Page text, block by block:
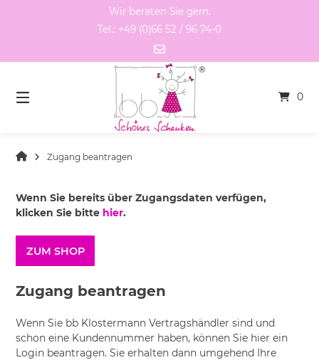
Wir beraten Sie gern.
Tel.: +49 (0)66 52 / 96 74-0
0
Zugang beantragen
Wenn Sie bereits über Zugangsdaten verfügen,
klicken Sie bitte hier.
ZUM SHOP
Zugang beantragen
Wenn Sie bb Klostermann Vertragshändler sind und
schon eine Kundennummer haben, können Sie hier ein
Login beantragen. Sie erhalten dann umgehend Ihre